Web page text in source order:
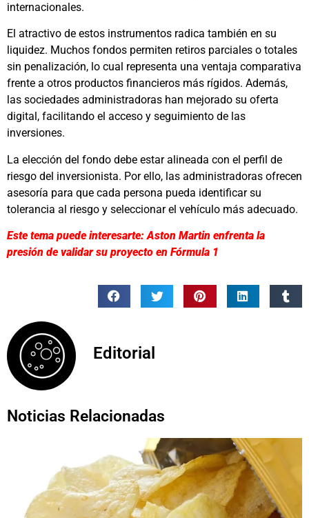
internacionales.
El atractivo de estos instrumentos radica también en su
liquidez. Muchos fondos permiten retiros parciales o totales
sin penalización, lo cual representa una ventaja comparativa
frente a otros productos financieros más rígidos. Además,
las sociedades administradoras han mejorado su oferta
digital, facilitando el acceso y seguimiento de las
inversiones.
La elección del fondo debe estar alineada con el perfil de
riesgo del inversionista. Por ello, las administradoras ofrecen
asesoría para que cada persona pueda identificar su
tolerancia al riesgo y seleccionar el vehículo más adecuado.
Este tema puede interesarte: Aston Martin enfrenta la
presión de validar su proyecto en Fórmula 1
Editorial
Noticias Relacionadas